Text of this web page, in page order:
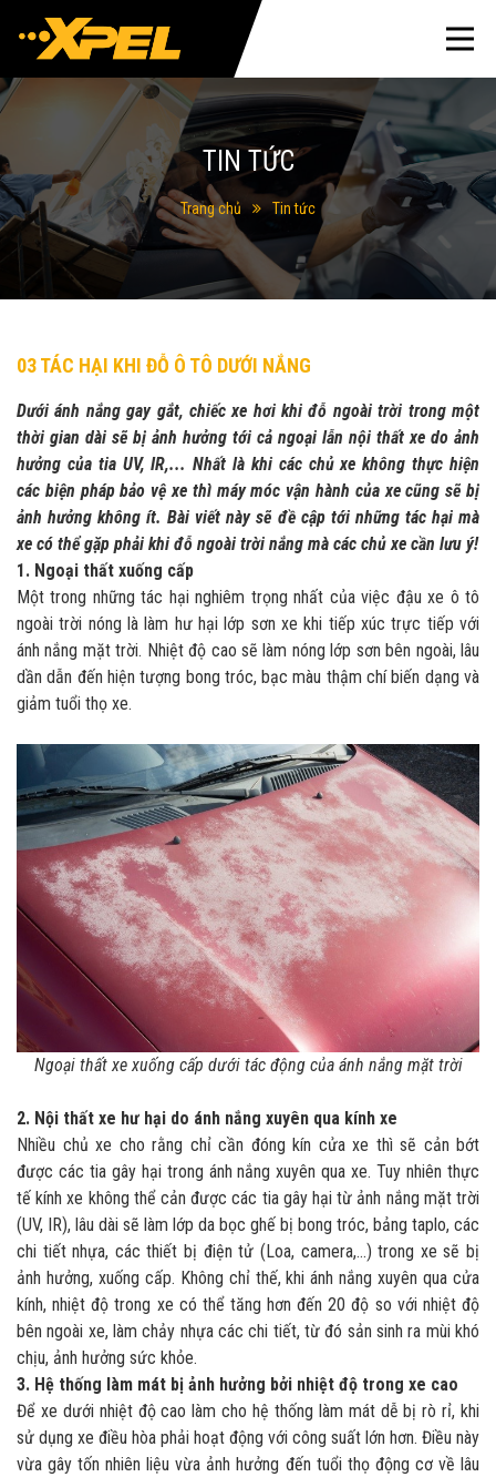
TIN TỨC
Trang chủ Tin tức
03 TÁC HẠI KHI ĐỖ Ô TÔ DƯỚI NẮNG
Dưới ánh nắng gay gắt, chiếc xe hơi khi đỗ ngoài trời trong một
thời gian dài sẽ bị ảnh hưởng tới cả ngoại lẫn nội thất xe do ảnh
hưởng của tia UV, IR,... Nhất là khi các chủ xe không thực hiện
các biện pháp bảo vệ xe thì máy móc vận hành của xe cũng sẽ bị
ảnh hưởng không ít. Bài viết này sẽ đề cập tới những tác hại mà
xe có thể gặp phải khi đỗ ngoài trời nắng mà các chủ xe cần lưu ý!
1. Ngoại thất xuống cấp
Một trong những tác hại nghiêm trọng nhất của việc đậu xe ô tô
ngoài trời nóng là làm hư hại lớp sơn xe khi tiếp xúc trực tiếp với
ánh nắng mặt trời. Nhiệt độ cao sẽ làm nóng lớp sơn bên ngoài, lâu
dần dẫn đến hiện tượng bong tróc, bạc màu thậm chí biến dạng và
giảm tuổi thọ xe.
Ngoại thất xe xuống cấp dưới tác động của ánh nắng mặt trời
2. Nội thất xe hư hại do ánh nắng xuyên qua kính xe
Nhiều chủ xe cho rằng chỉ cần đóng kín cửa xe thì sẽ cản bớt
được các tia gây hại trong ánh nắng xuyên qua xe. Tuy nhiên thực
tế kính xe không thể cản được các tia gây hại từ ảnh nắng mặt trời
(UV, IR), lâu dài sẽ làm lớp da bọc ghế bị bong tróc, bảng taplo, các
chi tiết nhựa, các thiết bị điện tử (Loa, camera,...) trong xe sẽ bị
ảnh hưởng, xuống cấp. Không chỉ thế, khi ánh nắng xuyên qua cửa
kính, nhiệt độ trong xe có thể tăng hơn đến 20 độ so với nhiệt độ
bên ngoài xe, làm chảy nhựa các chi tiết, từ đó sản sinh ra mùi khó
chịu, ảnh hưởng sức khỏe.
3. Hệ thống làm mát bị ảnh hưởng bởi nhiệt độ trong xe cao
Để xe dưới nhiệt độ cao làm cho hệ thống làm mát dễ bị rò rỉ, khi
sử dụng xe điều hòa phải hoạt động với công suất lớn hơn. Điều này
vừa gây tốn nhiên liệu vừa ảnh hưởng đến tuổi thọ động cơ về lâu